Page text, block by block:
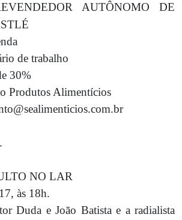
AUTÔNOMO DE
de trabalho
30%
Produtos Alimentícios
NO LAR
às 18h.
Duda e João Batista e a radialista